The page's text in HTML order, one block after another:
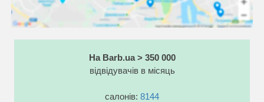
На Barb.ua > 350 000
відвідувачів в місяць
салонів: 8144